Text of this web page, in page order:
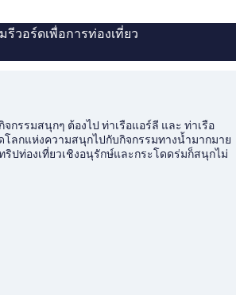
วอร์ดเพื่อการท่องเที่ยว
กรรมสนุกๆ ต้องไป ท่าเรือแอร์ลี และ ท่าเรือ
ลกแห่งความสนุกไปกับกิจกรรมทางน้ำมากมาย
ริปท่องเที่ยวเชิงอนุรักษ์และกระโดดร่มก็สนุกไม่